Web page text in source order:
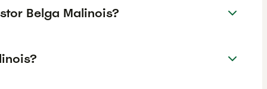
Belga Malinois?